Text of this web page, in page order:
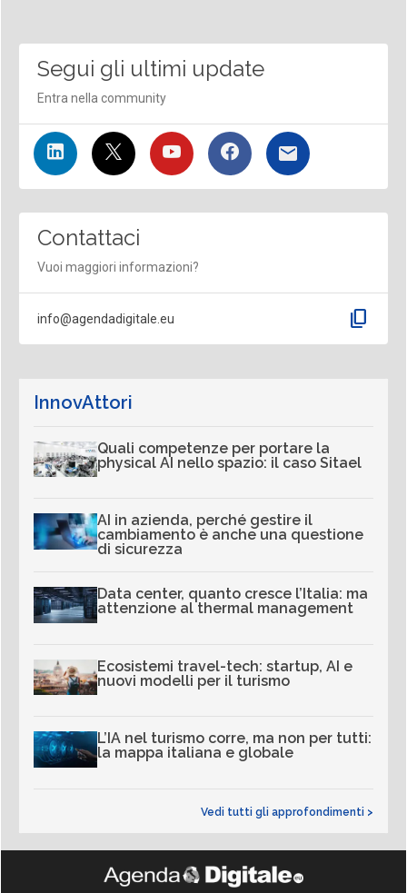
Segui gli ultimi update
Entra nella community
Contattaci
Vuoi maggiori informazioni?
info@agendadigitale.eu content_copy
InnovAttori
Quali competenze per portare la
physical AI nello spazio: il caso Sitael
AI in azienda, perché gestire il
cambiamento è anche una questione
di sicurezza
Data center, quanto cresce l’Italia: ma
attenzione al thermal management
Ecosistemi travel-tech: startup, AI e
nuovi modelli per il turismo
L’IA nel turismo corre, ma non per tutti:
la mappa italiana e globale
Vedi tutti gli approfondimenti >